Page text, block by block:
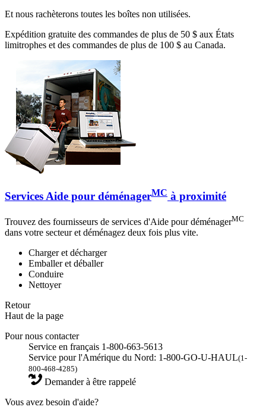
Et nous rachèterons toutes les boîtes non utilisées.
Expédition gratuite des commandes de plus de 50 $ aux États
limitrophes et des commandes de plus de 100 $ au Canada.
Services Aide pour déménagerMC à proximité
Trouvez des fournisseurs de services d'Aide pour déménagerMC
dans votre secteur et déménagez deux fois plus vite.
Charger et décharger
Emballer et déballer
Conduire
Nettoyer
Retour
Haut de la page
Pour nous contacter
Service en français 1-800-663-5613
Service pour l'Amérique du Nord: 1-800-GO-U-HAUL(1-
800-468-4285)
Demander à être rappelé
Vous avez besoin d'aide?